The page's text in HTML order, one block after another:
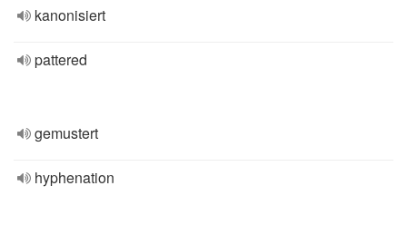
kanonisiert
pattered
gemustert
hyphenation